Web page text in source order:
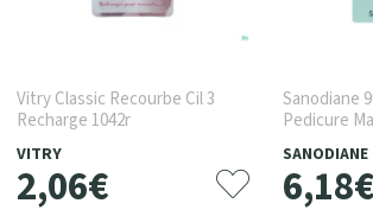
Vitry Classic Recourbe Cil 3
Recharge 1042r
VITRY
2,06€
Sanodiane
Pedicure
SANODIANE
6,18€